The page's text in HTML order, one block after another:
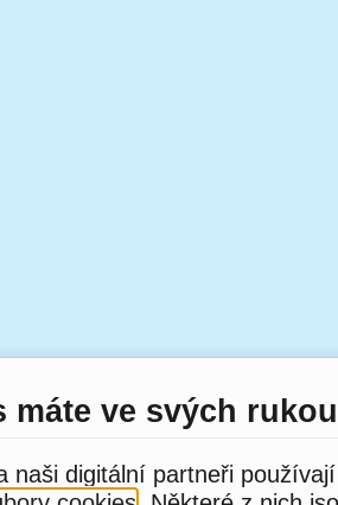
máte ve svých rukou
naši digitální partneři